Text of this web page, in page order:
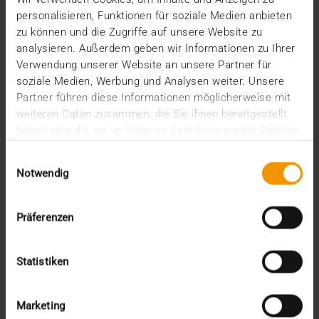
personalisieren, Funktionen für soziale Medien anbieten
zu können und die Zugriffe auf unsere Website zu
analysieren. Außerdem geben wir Informationen zu Ihrer
Verwendung unserer Website an unsere Partner für
soziale Medien, Werbung und Analysen weiter. Unsere
Partner führen diese Informationen möglicherweise mit
weiteren Daten zusammen, die Sie ihnen bereitgestellt
Notwendig
Präferenzen
Statistiken
Marketing
encore de trois années complètes avant
l’introduction…
VISUS HEALTH IT
EN SAVOIR PLUS